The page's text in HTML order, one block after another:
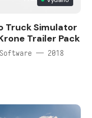
Truck Simulator
Trailer Pack
Software — 2018